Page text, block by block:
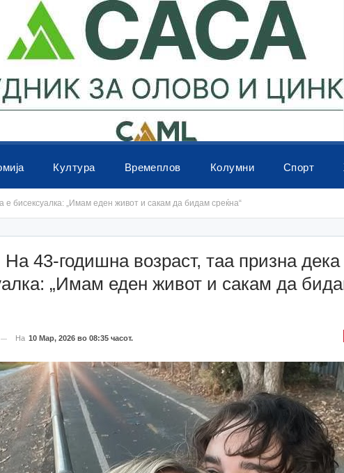
Култура Времеплов Колумни Спорт
бисексуалка: „Имам еден живот и сакам да бидам среќна“
43-годишна возраст, таа призна дека
„Имам еден живот и сакам да
На 10 Мар, 2026 во 08:35 часот.